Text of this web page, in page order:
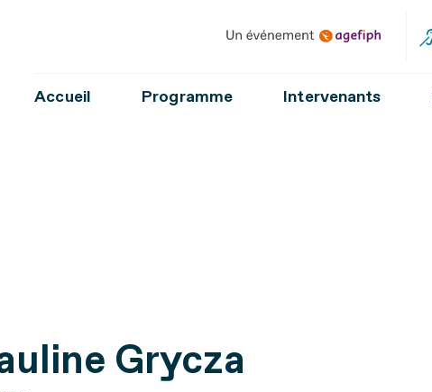
Un événement Agefiph
Accueil Programme Intervenants
Grycza